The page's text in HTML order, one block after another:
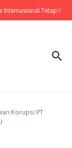
Tetap Ikuti
Korupsi PT